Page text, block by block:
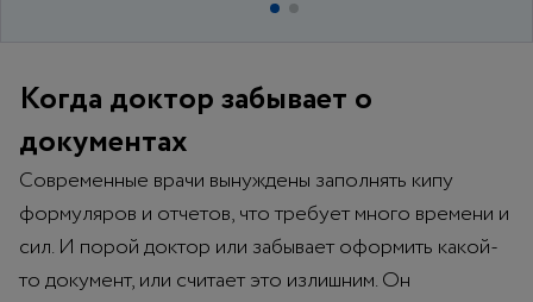
Когда доктор забывает о
документах
Современные врачи вынуждены заполнять кипу
формуляров и отчетов, что требует много времени и
сил. И порой доктор или забывает оформить какой-
то документ, или считает это излишним. Он